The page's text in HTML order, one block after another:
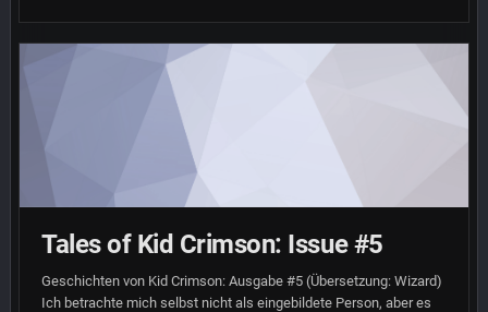
Tales of Kid Crimson: Issue #5
Geschichten von Kid Crimson: Ausgabe #5 (Übersetzung: Wizard)
Ich betrachte mich selbst nicht als eingebildete Person, aber es